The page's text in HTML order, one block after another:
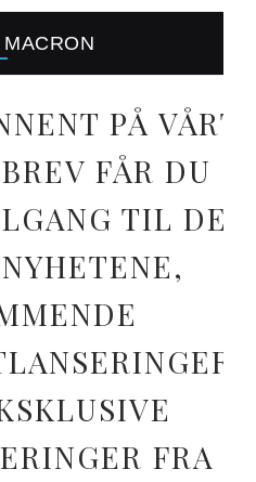
PÅ VÅRT
FÅR DU
TIL DE
FRA